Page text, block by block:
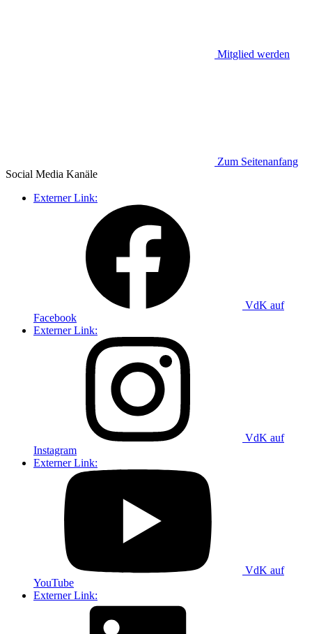
Mitglied werden
Zum Seitenanfang
Social Media Kanäle
Externer Link:
VdK auf
Facebook
Externer Link:
VdK auf
Instagram
Externer Link:
VdK auf
YouTube
Externer Link: